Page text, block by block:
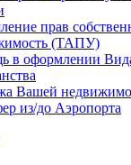
прав
(ТАПУ)
в оформлении
Вашей
из/до Аэропорта